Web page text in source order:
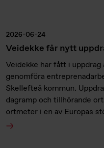
2026-06-24
Veidekke får nytt
Veidekke har fått i
genomföra
Skellefteå kommun.
dagramp och tillhörande
ortmeter i en av Europas